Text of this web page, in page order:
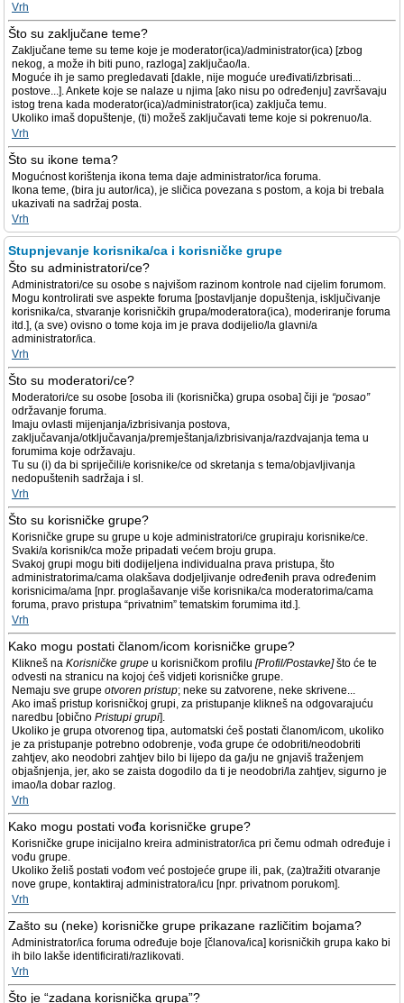
Vrh
Što su zaključane teme?
Zaključane teme su teme koje je moderator(ica)/administrator(ica) [zbog
nekog, a može ih biti puno, razloga] zaključao/la.
Moguće ih je samo pregledavati [dakle, nije moguće uređivati/izbrisati...
postove...]. Ankete koje se nalaze u njima [ako nisu po određenju] završavaju
istog trena kada moderator(ica)/administrator(ica) zaključa temu.
Ukoliko imaš dopuštenje, (ti) možeš zaključavati teme koje si pokrenuo/la.
Vrh
Što su ikone tema?
Mogućnost korištenja ikona tema daje administrator/ica foruma.
Ikona teme, (bira ju autor/ica), je sličica povezana s postom, a koja bi trebala
ukazivati na sadržaj posta.
Vrh
Stupnjevanje korisnika/ca i korisničke grupe
Što su administratori/ce?
Administratori/ce su osobe s najvišom razinom kontrole nad cijelim forumom.
Mogu kontrolirati sve aspekte foruma [postavljanje dopuštenja, isključivanje
korisnika/ca, stvaranje korisničkih grupa/moderatora(ica), moderiranje foruma
itd.], (a sve) ovisno o tome koja im je prava dodijelio/la glavni/a
administrator/ica.
Vrh
Što su moderatori/ce?
Moderatori/ce su osobe [osoba ili (korisnička) grupa osoba] čiji je “posao”
održavanje foruma.
Imaju ovlasti mijenjanja/izbrisivanja postova,
zaključavanja/otključavanja/premještanja/izbrisivanja/razdvajanja tema u
forumima koje održavaju.
Tu su (i) da bi spriječili/e korisnike/ce od skretanja s tema/objavljivanja
nedopuštenih sadržaja i sl.
Vrh
Što su korisničke grupe?
Korisničke grupe su grupe u koje administratori/ce grupiraju korisnike/ce.
Svaki/a korisnik/ca može pripadati većem broju grupa.
Svakoj grupi mogu biti dodijeljena individualna prava pristupa, što
administratorima/cama olakšava dodjeljivanje određenih prava određenim
korisnicima/ama [npr. proglašavanje više korisnika/ca moderatorima/cama
foruma, pravo pristupa “privatnim” tematskim forumima itd.].
Vrh
Kako mogu postati članom/icom korisničke grupe?
Klikneš na Korisničke grupe u korisničkom profilu [Profil/Postavke]što će te
odvesti na stranicu na kojoj ćeš vidjeti korisničke grupe.
Nemaju sve grupe otvoren pristup; neke su zatvorene, neke skrivene...
Ako imaš pristup korisničkoj grupi, za pristupanje klikneš na odgovarajuću
naredbu [obično Pristupi grupi].
Ukoliko je grupa otvorenog tipa, automatski ćeš postati članom/icom, ukoliko
je za pristupanje potrebno odobrenje, vođa grupe će odobriti/neodobriti
zahtjev, ako neodobri zahtjev bilo bi lijepo da ga/ju ne gnjaviš traženjem
objašnjenja, jer, ako se zaista dogodilo da ti je neodobri/la zahtjev, sigurno je
imao/la dobar razlog.
Vrh
Kako mogu postati vođa korisničke grupe?
Korisničke grupe inicijalno kreira administrator/ica pri čemu odmah određuje i
vođu grupe.
Ukoliko želiš postati vođom već postojeće grupe ili, pak, (za)tražiti otvaranje
nove grupe, kontaktiraj administratora/icu [npr. privatnom porukom].
Vrh
Zašto su (neke) korisničke grupe prikazane različitim bojama?
Administrator/ica foruma određuje boje [članova/ica] korisničkih grupa kako bi
ih bilo lakše identificirati/razlikovati.
Vrh
Što je “zadana korisnička grupa”?